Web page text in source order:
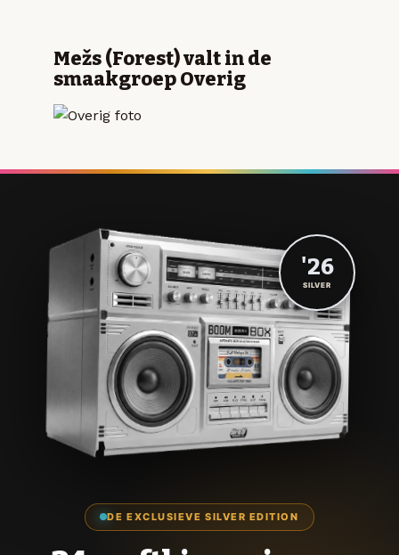
Mežs (Forest) valt in de
smaakgroep Overig
DE EXCLUSIEVE SILVER EDITION
'26
SILVER